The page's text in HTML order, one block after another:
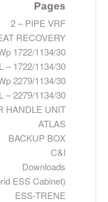
Pages
2 – PIPE VRF
RECOVERY
1722/1134/30
– 1722/1134/30
2279/1134/30
– 2279/1134/30
HANDLE UNIT
ATLAS
BACKUP BOX
C&I
Downloads
ESS Cabinet)
ESS-TRENE